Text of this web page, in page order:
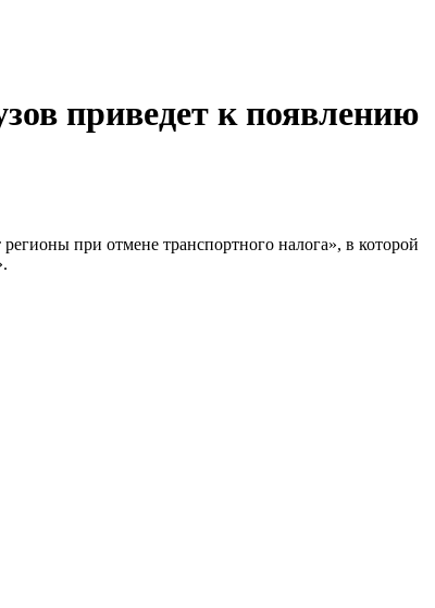
приведет к появлению
при отмене транспортного налога», в которой